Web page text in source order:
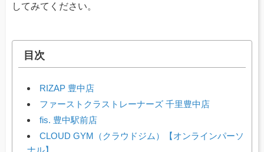
してみてください。
目次
RIZAP 豊中店
ファーストクラストレーナーズ 千里豊中店
fis. 豊中駅前店
CLOUD GYM（クラウドジム）【オンラインパーソ
ナル】